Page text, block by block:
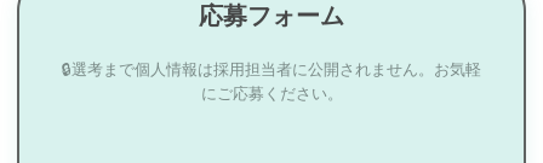
応募フォーム
🔒選考まで個人情報は採用担当者に公開されません。お気軽
にご応募ください。